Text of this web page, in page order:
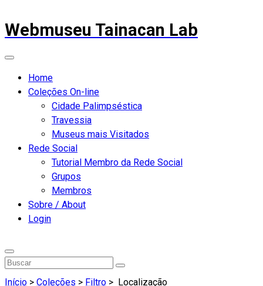
Webmuseu Tainacan Lab
Home
Coleções On-line
Cidade Palimpséstica
Travessia
Museus mais Visitados
Rede Social
Tutorial Membro da Rede Social
Grupos
Membros
Sobre / About
Login
Início > Coleções > Filtro > Localização